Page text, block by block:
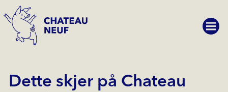
Dette skjer på Chateau